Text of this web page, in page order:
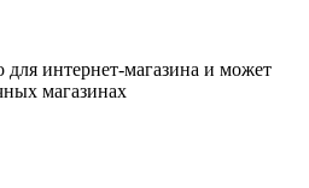
для интернет-магазина и может
магазинах